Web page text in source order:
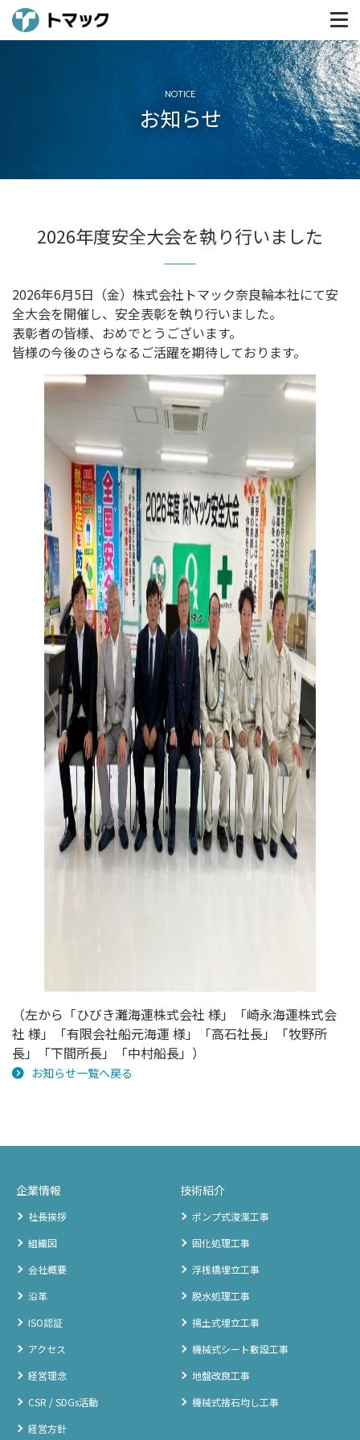
NOTICE
お知らせ
2026年度安全大会を執り行いました
2026年6月5日（金）株式会社トマック奈良輪本社にて安
全大会を開催し、安全表彰を執り行いました。
表彰者の皆様、おめでとうございます。
皆様の今後のさらなるご活躍を期待しております。
（左から「ひびき灘海運株式会社 様」「崎永海運株式会
社 様」「有限会社船元海運 様」「高石社長」「牧野所
長」「下間所長」「中村船長」）
お知らせ一覧へ戻る
企業情報
社長挨拶
組織図
会社概要
沿革
ISO認証
アクセス
経営理念
CSR / SDGs活動
経営方針
技術紹介
ポンプ式浚渫工事
固化処理工事
浮桟橋埋立工事
脱水処理工事
揚土式埋立工事
機械式シート敷設工事
地盤改良工事
機械式捨石均し工事